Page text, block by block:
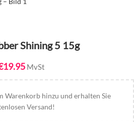
Shining 5 15g
19.95 MvSt
Warenkorb hinzu und erhalten Sie
Versand!